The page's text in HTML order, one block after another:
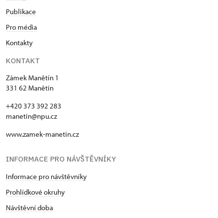
Publikace
Pro média
Kontakty
KONTAKT
Zámek Manětín 1
331 62 Manětín
+420 373 392 283
manetin@npu.cz
www.zamek-manetin.cz
INFORMACE PRO NÁVŠTĚVNÍKY
Informace pro návštěvníky
Prohlídkové okruhy
Návštěvní doba